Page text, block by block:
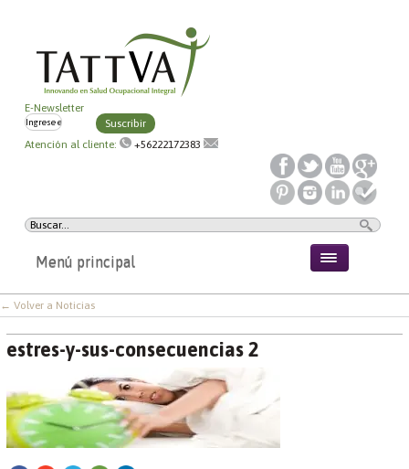
E-Newsletter
Suscribir
Atención al cliente:
+56222172383
Menú principal
← Volver a Noticias
estres-y-sus-consecuencias 2